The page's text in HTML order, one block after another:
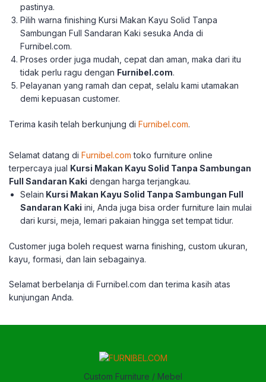
pastinya.
Pilih warna finishing Kursi Makan Kayu Solid Tanpa
Sambungan Full Sandaran Kaki sesuka Anda di
Furnibel.com.
Proses order juga mudah, cepat dan aman, maka dari itu
tidak perlu ragu dengan Furnibel.com.
Pelayanan yang ramah dan cepat, selalu kami utamakan
demi kepuasan customer.
Terima kasih telah berkunjung di Furnibel.com.
Selamat datang di Furnibel.com toko furniture online
terpercaya jual Kursi Makan Kayu Solid Tanpa Sambungan
Full Sandaran Kaki dengan harga terjangkau.
Selain Kursi Makan Kayu Solid Tanpa Sambungan Full
Sandaran Kaki ini, Anda juga bisa order furniture lain mulai
dari kursi, meja, lemari pakaian hingga set tempat tidur.
Customer juga boleh request warna finishing, custom ukuran,
kayu, formasi, dan lain sebagainya.
Selamat berbelanja di Furnibel.com dan terima kasih atas
kunjungan Anda.
Custom Furniture / Mebel